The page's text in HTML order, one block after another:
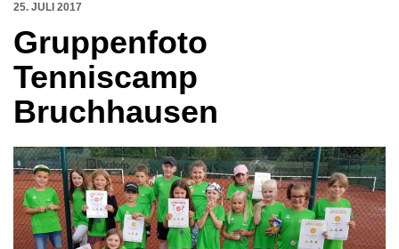
25. JULI 2017
Gruppenfoto
Tenniscamp
Bruchhausen